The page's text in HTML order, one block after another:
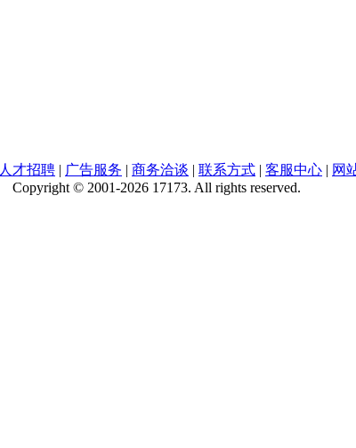
人才招聘 | 广告服务 | 商务洽谈 | 联系方式 | 客服中心 | 网
Copyright © 2001-2026 17173. All rights reserved.